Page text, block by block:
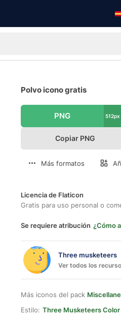
Polvo icono gratis
PNG 512px
Copiar PNG
Más formatos
Licencia de Flaticon
Gratis para uso personal o
Se requiere atribución ¿Cómo
Three musketeers
Ver todos los
Más iconos del pack
Estilo: Three Musketeers